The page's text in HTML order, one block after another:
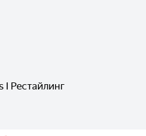
I Рестайлинг